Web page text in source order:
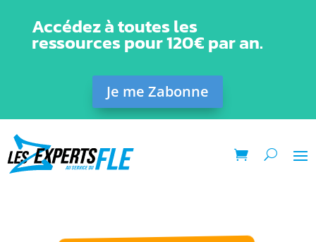
Accédez à toutes les
ressources pour 120€ par an.
Je me Zabonne